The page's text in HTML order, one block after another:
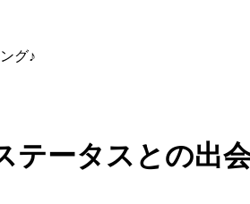
グ♪
テータスとの出